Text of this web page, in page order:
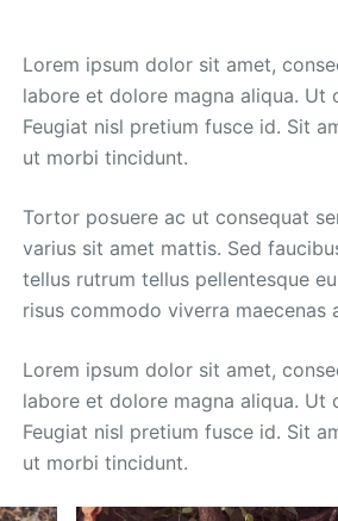
Lorem ipsum dolor sit amet,
labore et dolore magna aliqua. Ut
Feugiat nisl pretium fusce id. Sit
ut morbi tincidunt.
Tortor posuere ac ut consequat
varius sit amet mattis. Sed
tellus rutrum tellus pellentesque
risus commodo viverra maecenas
Lorem ipsum dolor sit amet,
labore et dolore magna aliqua. Ut
Feugiat nisl pretium fusce id. Sit
ut morbi tincidunt.